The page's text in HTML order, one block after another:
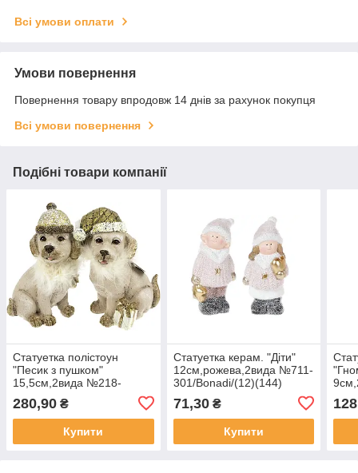
Всі умови оплати
Умови повернення
Повернення товару впродовж 14 днів за рахунок покупця
Всі умови повернення
Подібні товари компанії
Статуетка полістоун
"Песик з пушком"
15,5см,2вида №218-
280,90 ₴
Купити
Статуетка керам. "Діти"
12см,рожева,2вида №711-
301/Bonadi/(12)(144)
71,30₴
Купити